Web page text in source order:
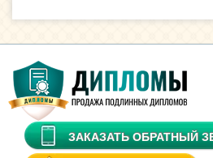
ЗАКАЗАТЬ ОБРАТНЫЙ